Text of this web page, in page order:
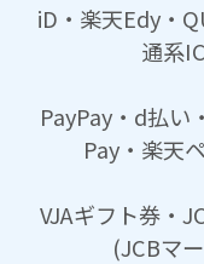
iD・楽天Edy・
通系
PayPay・d払い
Pay・楽天
VJAギフト券・
(JCBマ